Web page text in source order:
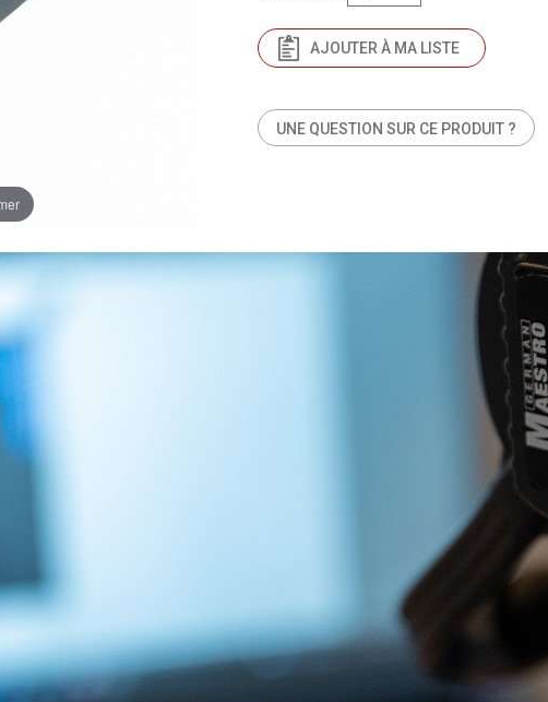
UNE QUESTION SUR CE PRODUIT ?
AJOUTER À MA LISTE